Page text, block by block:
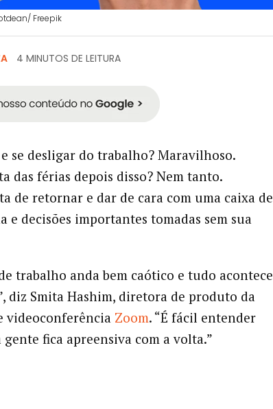
Freepik
4 MINUTOS DE LEITURA
se desligar do trabalho? Maravilhoso.
das férias depois disso? Nem tanto.
de retornar e dar de cara com uma caixa de
e decisões importantes tomadas sem sua
trabalho anda bem caótico e tudo acontece
diz Smita Hashim, diretora de produto da
videoconferência Zoom. “É fácil entender
fica apreensiva com a volta.”